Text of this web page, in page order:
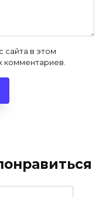
сайта в этом
комментариев.